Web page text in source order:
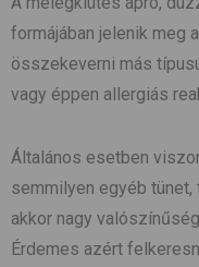
formájában jelenik meg
összekeverni más
vagy éppen allergiás
Általános esetben
semmilyen egyéb tünet,
akkor nagy
Érdemes azért